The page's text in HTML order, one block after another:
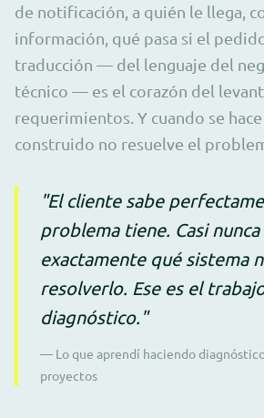
de notificación, a quién le llega,
información, qué pasa si el
traducción — del lenguaje del
técnico — es el corazón del
requerimientos. Y cuando se
construido no resuelve el
"El cliente sabe
problema tiene. Casi nunca
exactamente qué sistema
resolverlo. Ese es el
diagnóstico."
— Lo que aprendí haciendo
proyectos